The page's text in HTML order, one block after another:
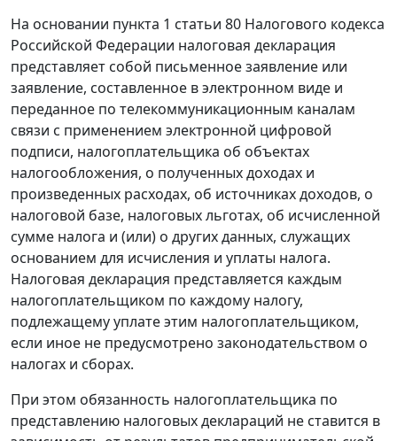
На основании пункта 1 статьи 80 Налогового кодекса
Российской Федерации налоговая декларация
представляет собой письменное заявление или
заявление, составленное в электронном виде и
переданное по телекоммуникационным каналам
связи с применением электронной цифровой
подписи, налогоплательщика об объектах
налогообложения, о полученных доходах и
произведенных расходах, об источниках доходов, о
налоговой базе, налоговых льготах, об исчисленной
сумме налога и (или) о других данных, служащих
основанием для исчисления и уплаты налога.
Налоговая декларация представляется каждым
налогоплательщиком по каждому налогу,
подлежащему уплате этим налогоплательщиком,
если иное не предусмотрено законодательством о
налогах и сборах.
При этом обязанность налогоплательщика по
представлению налоговых деклараций не ставится в